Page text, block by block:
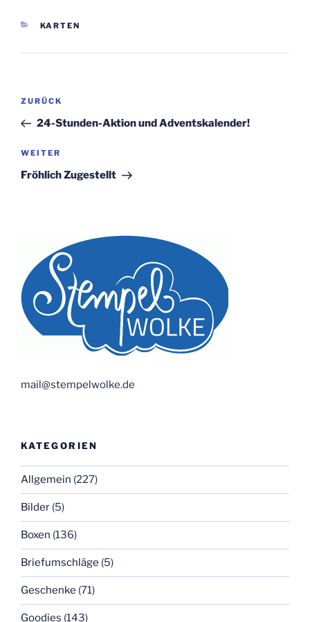
KATEGORIEN
KARTEN
Beitragsnavigation
Vorheriger
Beitrag
ZURÜCK
24-Stunden-Aktion und Adventskalender!
Nächster
Beitrag
WEITER
Fröhlich Zugestellt
mail@stempelwolke.de
KATEGORIEN
Allgemein (227)
Bilder (5)
Boxen (136)
Briefumschläge (5)
Geschenke (71)
Goodies (143)